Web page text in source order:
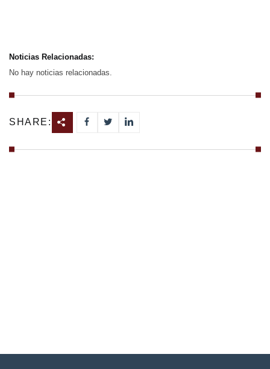
Noticias Relacionadas:
No hay noticias relacionadas.
SHARE: